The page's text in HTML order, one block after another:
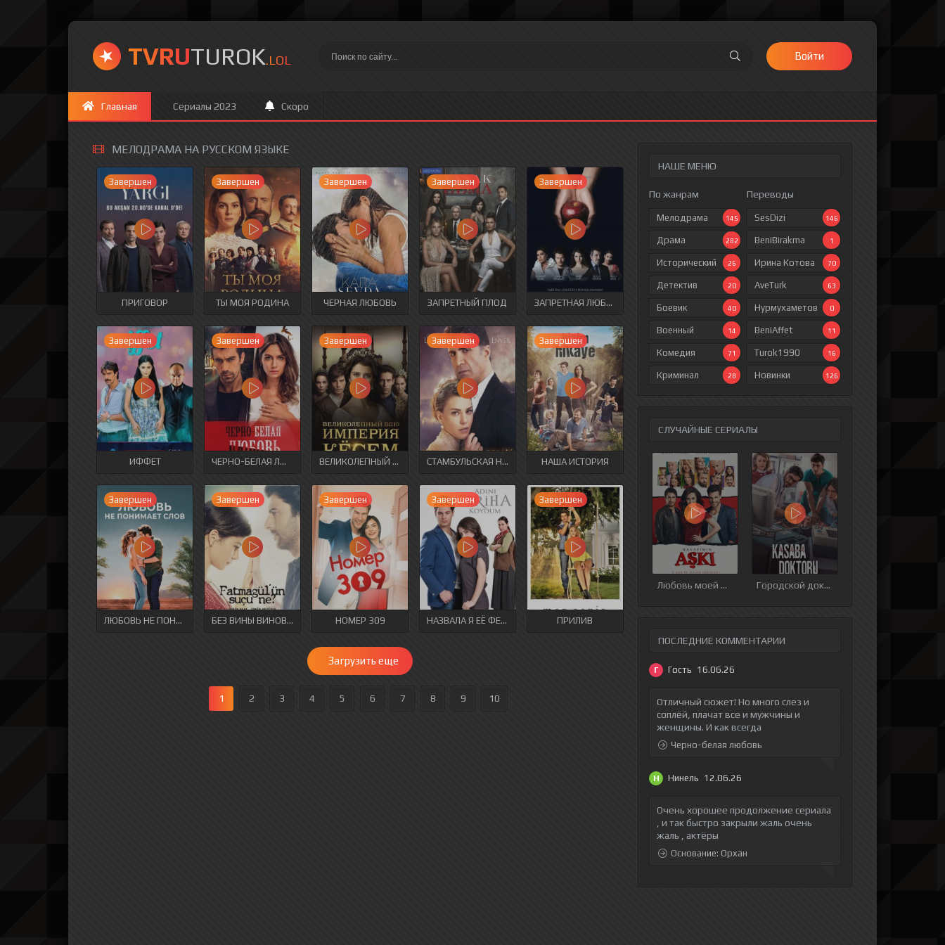
TVRUTUROK.LOL Войти
Главная Сериалы 2023 Скоро
НАШЕ МЕНЮ
По жанрам
Мелодрама 145
Драма 282
Исторический 26
Детектив 20
Боевик 40
Военный 14
Комедия 71
Криминал 28
Переводы
SesDizi 146
BeniBirakma 1
Ирина Котова 70
AveTurk 63
Нурмухаметов 0
BeniAffet 11
Turok1990 16
Новинки 126
СЛУЧАЙНЫЕ СЕРИАЛЫ
Любовь моей жизни Городской доктор
ПОСЛЕДНИЕ КОММЕНТАРИИ
Г Гость 16.06.26
Отличный сюжет! Но много слез и
соплёй, плачат все и мужчины и
женщины. И как всегда
Черно-белая любовь
Н Нинель 12.06.26
Очень хорошее продолжение сериала
, и так быстро закрыли жаль очень
жаль , актёры
Основание: Орхан
МЕЛОДРАМА НА РУССКОМ ЯЗЫКЕ
Завершен
ПРИГОВОР
Завершен
ТЫ МОЯ РОДИНА
Завершен
ЧЕРНАЯ ЛЮБОВЬ
Завершен
ЗАПРЕТНЫЙ ПЛОД
Завершен
ЗАПРЕТНАЯ ЛЮБОВЬ
Завершен
ИФФЕТ
Завершен
ЧЕРНО-БЕЛАЯ ЛЮБОВЬ
Завершен
ВЕЛИКОЛЕПНЫЙ ВЕК. ИМПЕРИЯ КЁСЕМ
Завершен
СТАМБУЛЬСКАЯ НЕВЕСТА
Завершен
НАША ИСТОРИЯ
Завершен
ЛЮБОВЬ НЕ ПОНИМАЕТ СЛОВ
Завершен
БЕЗ ВИНЫ ВИНОВАТАЯ / В ЧЕМ ВИНА ФАТМАГЮЛЬ?
Завершен
НОМЕР 309
Завершен
НАЗВАЛА Я ЕЁ ФЕРИХА
Завершен
ПРИЛИВ
Загрузить еще
1 2 3 4 5 6 7 8 9 10